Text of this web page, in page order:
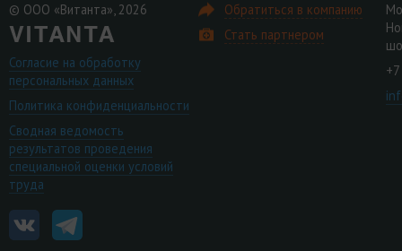
© ООО «Витанта», 2026
Согласие на обработку
персональных данных
Политика конфиденциальности
Сводная ведомость
результатов проведения
специальной оценки условий
труда
Обратиться в компанию
Стать партнером